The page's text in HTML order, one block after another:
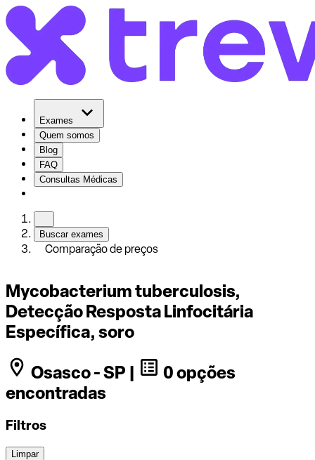
Exames
Quem somos
Blog
FAQ
Consultas Médicas
Buscar exames
Comparação de preços
Mycobacterium tuberculosis,
Detecção Resposta Linfocitária
Específica, soro
Osasco - SP |
0 opções
encontradas
Filtros
Limpar